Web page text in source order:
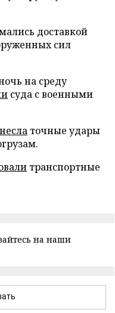
доставкой
сил
на среду
суда с военными
точные удары
транспортные
на наши